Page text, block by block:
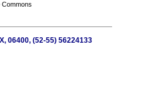
06400, (52-55) 56224133